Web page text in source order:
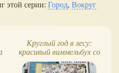
этой серии: Город, Вокруг
Круглый год в лесу:
красивый виммельбух со
стихами